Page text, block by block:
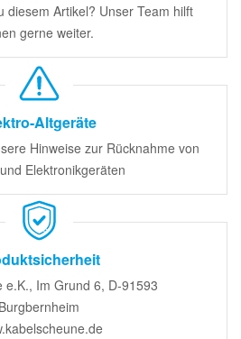
diesem Artikel? Unser Team hilft
gerne weiter.
Altgeräte
Hinweise zur Rücknahme von
Elektronikgeräten
e.K., Im Grund 6, D-91593
Burgbernheim